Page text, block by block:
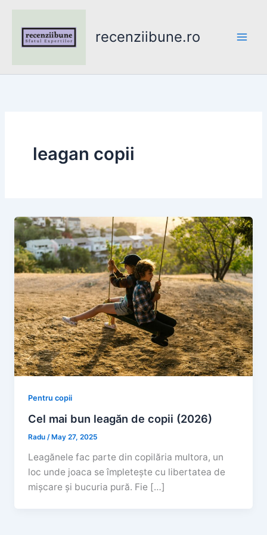
content
recenziibune.ro
leagan copii
Pentru copii
Cel mai bun leagăn de copii (2026)
Radu/ May 27, 2025
Leagănele fac parte din copilăria multora, un
loc unde joaca se împletește cu libertatea de
mișcare și bucuria pură. Fie […]